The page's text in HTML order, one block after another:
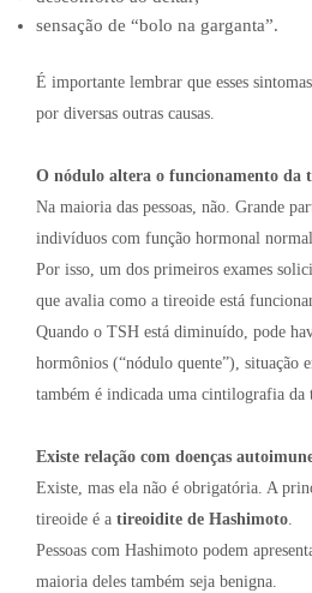
sensação de “bolo na garganta”.
É importante lembrar que esses
por diversas outras causas.
O nódulo altera o funcionamento da
Na maioria das pessoas, não. Grande
indivíduos com função hormonal normal.
Por isso, um dos primeiros exames
que avalia como a tireoide está
Quando o TSH está diminuído, pode
hormônios (“nódulo quente”), situação
também é indicada uma cintilografia da
Existe relação com doenças
Existe, mas ela não é obrigatória. A
tireoide é a tireoidite de Hashimoto
Pessoas com Hashimoto podem
maioria deles também seja benigna.